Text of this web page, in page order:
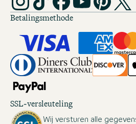
Betalingsmethode
SSL-versleuteling
Wij versturen alle